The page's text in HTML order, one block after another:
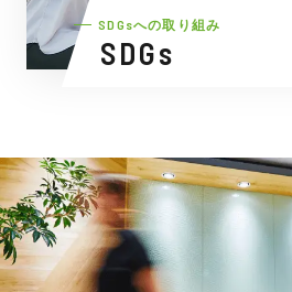
SDGsへの取り組み
SDGs